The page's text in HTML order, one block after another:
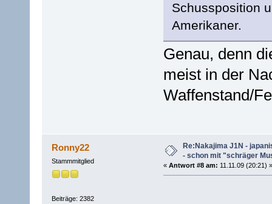
Schussposition
Amerikaner.
Genau, denn
meist in der
Waffenstand/
Ronny22
Stammmitglied
Beiträge: 2382
Re:Nakajima J1N -
- schon mit "schräger
« Antwort #8 am: 11.11.09 (20:21) »